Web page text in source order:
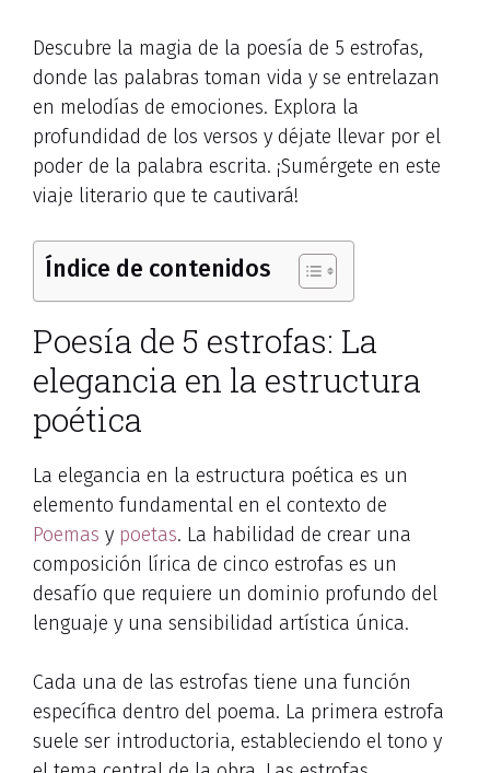
Descubre la magia de la poesía de 5 estrofas,
donde las palabras toman vida y se entrelazan
en melodías de emociones. Explora la
profundidad de los versos y déjate llevar por el
poder de la palabra escrita. ¡Sumérgete en este
viaje literario que te cautivará!
Índice de contenidos
Poesía de 5 estrofas: La
elegancia en la estructura
poética
La elegancia en la estructura poética es un
elemento fundamental en el contexto de
Poemas y poetas. La habilidad de crear una
composición lírica de cinco estrofas es un
desafío que requiere un dominio profundo del
lenguaje y una sensibilidad artística única.
Cada una de las estrofas tiene una función
específica dentro del poema. La primera estrofa
suele ser introductoria, estableciendo el tono y